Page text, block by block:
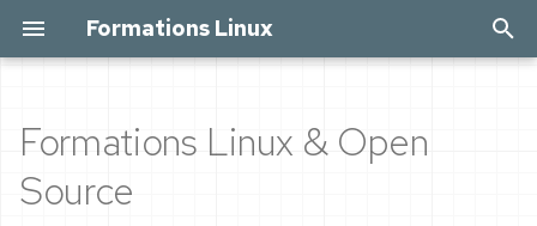
Formations Linux
t
Unix, Linux & Open Source
À propos de cette
formation
Git par la pratique
Docker par la pratique
Ansible par la pratique
Formations Linux & Open
Source